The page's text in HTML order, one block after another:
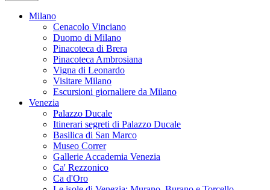
Milano
Cenacolo Vinciano
Duomo di Milano
Pinacoteca di Brera
Pinacoteca Ambrosiana
Vigna di Leonardo
Visitare Milano
Escursioni giornaliere da Milano
Venezia
Palazzo Ducale
Itinerari segreti di Palazzo Ducale
Basilica di San Marco
Museo Correr
Gallerie Accademia Venezia
Ca' Rezzonico
Ca d'Oro